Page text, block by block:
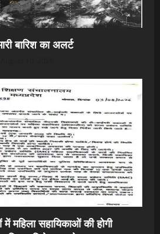
बारिश का अलर्ट
महिला सहायिकाओं की होगी